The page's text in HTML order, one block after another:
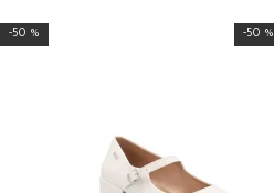
-50 % -50 %